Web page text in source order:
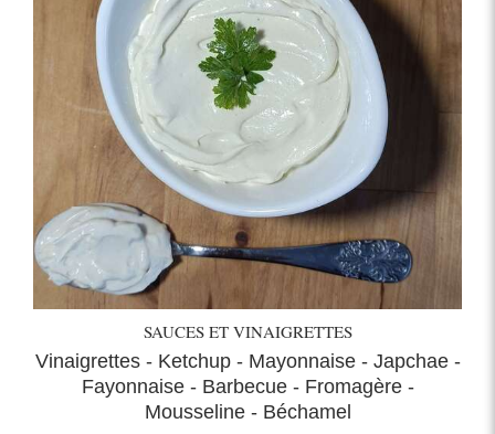
SAUCES ET VINAIGRETTES
Vinaigrettes - Ketchup - Mayonnaise - Japchae -
Fayonnaise - Barbecue - Fromagère -
Mousseline - Béchamel